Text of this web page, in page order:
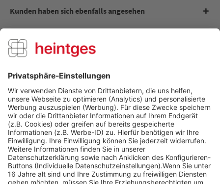
Kunden haben sich ebenfalls angesehen
Digitale Bundles - Jagd
Über uns
Service Hotline
Shop Service